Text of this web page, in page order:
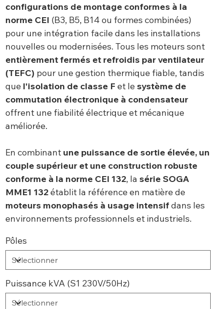
configurations de montage conformes à la
norme CEI (B3, B5, B14 ou formes combinées)
pour une intégration facile dans les installations
nouvelles ou modernisées. Tous les moteurs sont
entièrement fermés et refroidis par ventilateur
(TEFC) pour une gestion thermique fiable, tandis
que l'isolation de classe F et le système de
commutation électronique à condensateur
offrent une fiabilité électrique et mécanique
améliorée.
En combinant une puissance de sortie élevée, un
couple supérieur et une construction robuste
conforme à la norme CEI 132, la série SOGA
MME1 132établit la référence en matière de
moteurs monophasés à usage intensifdans les
environnements professionnels et industriels.
Pôles
Puissance kVA (S1 230V/50Hz)